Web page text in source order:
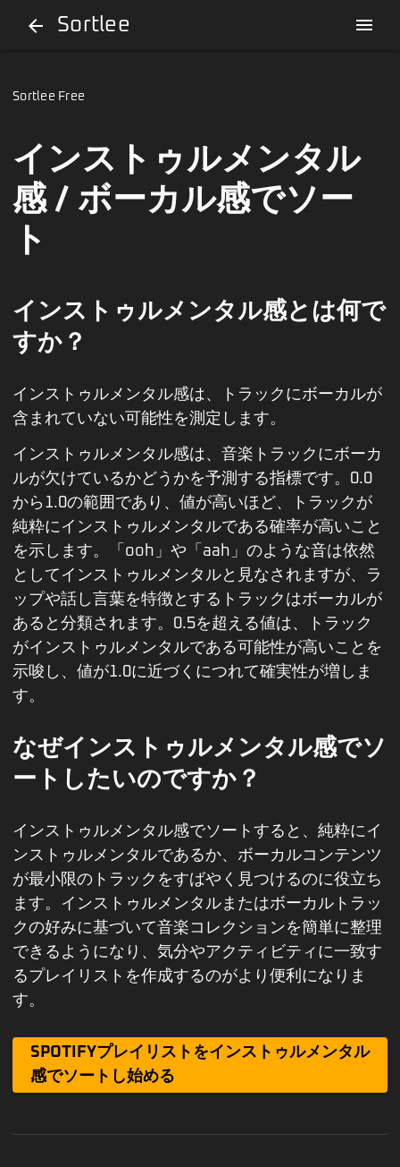
arrow_back Sortlee menu
Sortlee Free
インストゥルメンタル
感 / ボーカル感でソー
ト
インストゥルメンタル感とは何で
すか？
インストゥルメンタル感は、トラックにボーカルが
含まれていない可能性を測定します。
インストゥルメンタル感は、音楽トラックにボーカ
ルが欠けているかどうかを予測する指標です。0.0
から1.0の範囲であり、値が高いほど、トラックが
純粋にインストゥルメンタルである確率が高いこと
を示します。「ooh」や「aah」のような音は依然
としてインストゥルメンタルと見なされますが、ラ
ップや話し言葉を特徴とするトラックはボーカルが
あると分類されます。0.5を超える値は、トラック
がインストゥルメンタルである可能性が高いことを
示唆し、値が1.0に近づくにつれて確実性が増しま
す。
なぜインストゥルメンタル感でソ
ートしたいのですか？
インストゥルメンタル感でソートすると、純粋にイ
ンストゥルメンタルであるか、ボーカルコンテンツ
が最小限のトラックをすばやく見つけるのに役立ち
ます。インストゥルメンタルまたはボーカルトラッ
クの好みに基づいて音楽コレクションを簡単に整理
できるようになり、気分やアクティビティに一致す
るプレイリストを作成するのがより便利になりま
す。
SPOTIFYプレイリストをインストゥルメンタル
感でソートし始める